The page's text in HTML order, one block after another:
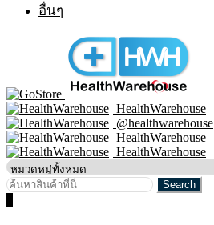
อื่นๆ
HealthWarehouse
@healthwarehouse
HealthWarehouse
HealthWarehouse